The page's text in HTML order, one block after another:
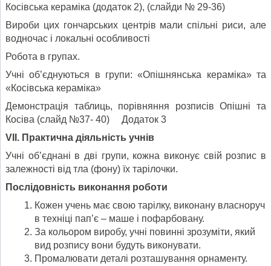
Косівська кераміка (додаток 2), (слайди № 29-36)
Вироби цих гончарських центрів мали спільні риси, але
водночас і локальні особливості
Робота в групах.
Учні об’єднуються в групи: «Опішнянська кераміка» та
«Косівська кераміка»
Демонстрація таблиць, порівняння розписів Опішні та
Косіва (слайд №37- 40) Додаток 3
VII . Практична діяльність учнів
Учні об’єднані в дві групи, кожна виконує свій розпис в
залежності від тла (фону) їх тарілочки.
Послідовність виконання роботи
Кожен учень має свою тарілку, виконану власноруч
в техніці пап’є – маше і пофарбовану.
За кольором виробу, учні повинні зрозуміти, який
вид розпису вони будуть виконувати.
Промалювати деталі розташування орнаменту.